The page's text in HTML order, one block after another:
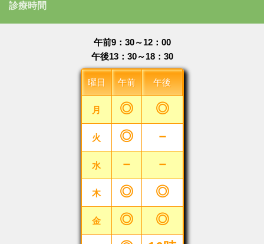
診療時間
午前9：30～12：00
午後13：30～18：30
曜日 午前 午後
月 ◎ ◎
火 ◎ －
水 － －
木 ◎ ◎
金 ◎ ◎